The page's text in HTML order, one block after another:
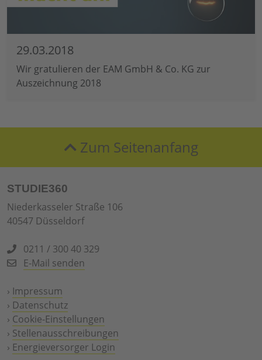
29.03.2018
Wir gratulieren der EAM GmbH & Co. KG zur
Auszeichnung 2018
Zum Seitenanfang
STUDIE360
Niederkasseler Straße 106
40547 Düsseldorf
0211 / 300 40 329
E-Mail senden
› Impressum
› Datenschutz
› Cookie-Einstellungen
› Stellenausschreibungen
› Energieversorger Login